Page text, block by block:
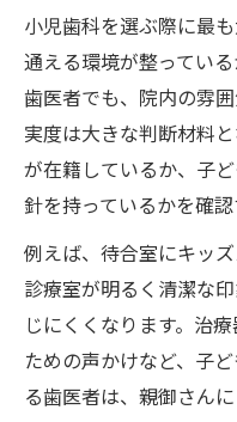
小児歯科を選ぶ際に最
通える環境が整ってい
歯医者でも、院内の雰
実度は大きな判断材料
が在籍しているか、子
針を持っているかを確認
例えば、待合室にキッ
診療室が明るく清潔な
じにくくなります。治
ための声かけなど、子
る歯医者は、親御さん